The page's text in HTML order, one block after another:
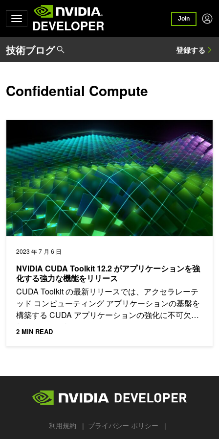
DEVELOPER Join
Confidential Compute
2023 年 7 月 6 日
NVIDIA CUDA Toolkit 12.2 がアプリケーションを強
化する強力な機能をリリース
CUDA Toolkit の最新リリースでは、アクセラレーテ
ッド コンピューティング アプリケーションの基盤を
構築する CUDA アプリケーションの強化に不可欠な
新機能が取り入れられています。
2 MIN READ
利用規約 プライバシー ポリシー